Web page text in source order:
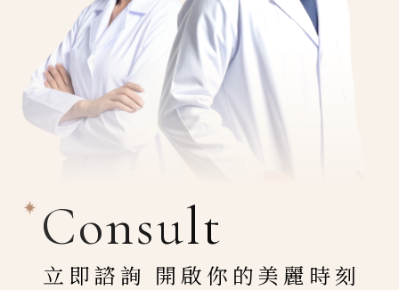
Consult
立即諮詢 開啟你的美麗時刻